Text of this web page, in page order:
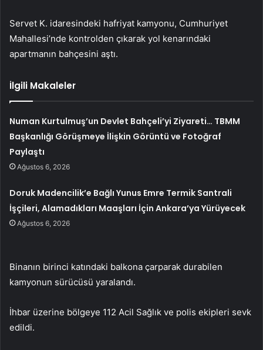
Servet K. idaresindeki hafriyat kamyonu, Cumhuriyet
Mahallesi’nde kontrolden çıkarak yol kenarındaki
apartmanın bahçesini aştı.
İlgili Makaleler
Numan Kurtulmuş’un Devlet Bahçeli’yi Ziyareti… TBMM
Başkanlığı Görüşmeye İlişkin Görüntü ve Fotoğraf
Paylaştı
Ağustos 6, 2026
Doruk Madencilik’e Bağlı Yunus Emre Termik Santrali
İşçileri, Alamadıkları Maaşları İçin Ankara’ya Yürüyecek
Ağustos 6, 2026
Binanın birinci katındaki balkona çarparak durabilen
kamyonun sürücüsü yaralandı.
İhbar üzerine bölgeye 112 Acil Sağlık ve polis ekipleri sevk
edildi.